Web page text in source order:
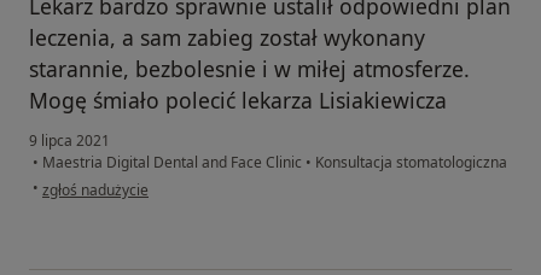
leczenia, a sam zabieg został wykonany
starannie, bezbolesnie i w miłej atmosferze.
Mogę śmiało polecić lekarza Lisiakiewicza
9 lipca 2021
• Maestria Digital Dental and Face Clinic • Konsultacja stomatologiczna
• w opinii użytkownika Magdalena
zgłoś nadużycie